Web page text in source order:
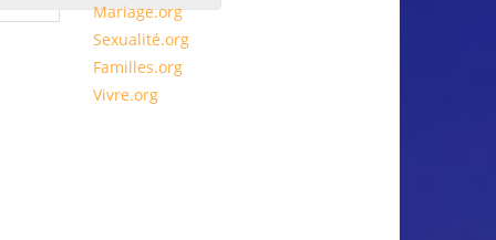
Mariage.org
Sexualité.org
Familles.org
Vivre.org